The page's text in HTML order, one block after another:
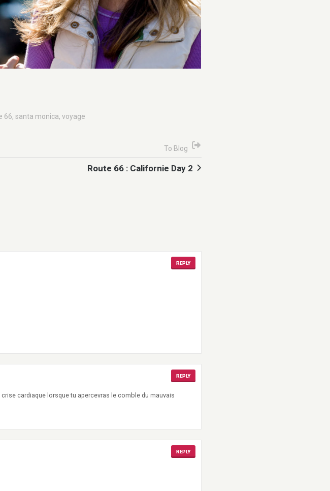
66, santa monica, voyage
To Blog
Route 66 : Californie Day 2
REPLY
REPLY
cardiaque lorsque tu apercevras le comble du mauvais
REPLY